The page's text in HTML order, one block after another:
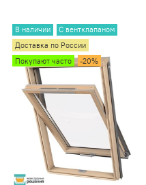
В наличии
С вентклапаном
Доставка по России
Покупают часто
-20%